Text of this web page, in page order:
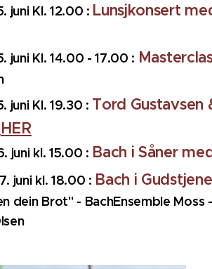
juni Kl. 12.00 : Lunsjkonsert
juni Kl. 14.00 - 17.00 :
juni Kl. 19.30 : Tord Gustavsen
HER
juni kl. 15.00 : Bach i Såner
juni kl. 18.00 : Bach i
dein Brot" - BachEnsemble